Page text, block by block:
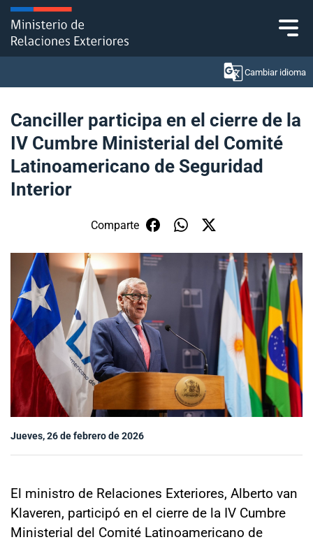
Click acá para ir directamente al contenido
Cambiar idioma
Ministerio
Política Exterior
Subsecretaría de Relaciones Económicas
Internacionales
Sala de prensa
modo claro
Canciller participa en el cierre de la
IV Cumbre Ministerial del Comité
Latinoamericano de Seguridad
Interior
Comparte
Jueves, 26 de febrero de 2026
El ministro de Relaciones Exteriores, Alberto van
Klaveren, participó en el cierre de la IV Cumbre
Ministerial del Comité Latinoamericano de